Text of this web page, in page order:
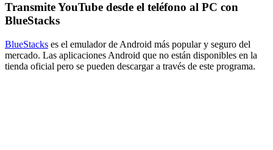
Transmite YouTube desde el teléfono al PC con
BlueStacks
BlueStacks es el emulador de Android más popular y seguro del
mercado. Las aplicaciones Android que no están disponibles en la
tienda oficial pero se pueden descargar a través de este programa.